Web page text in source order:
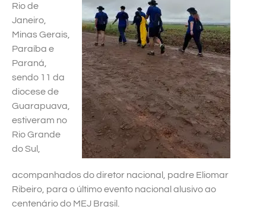
Rio de
Janeiro,
Minas Gerais,
Paraíba e
Paraná,
sendo 11 da
diocese de
Guarapuava,
estiveram no
Rio Grande
do Sul,
acompanhados do diretor nacional, padre Eliomar
Ribeiro, para o último evento nacional alusivo ao
centenário do MEJ Brasil.